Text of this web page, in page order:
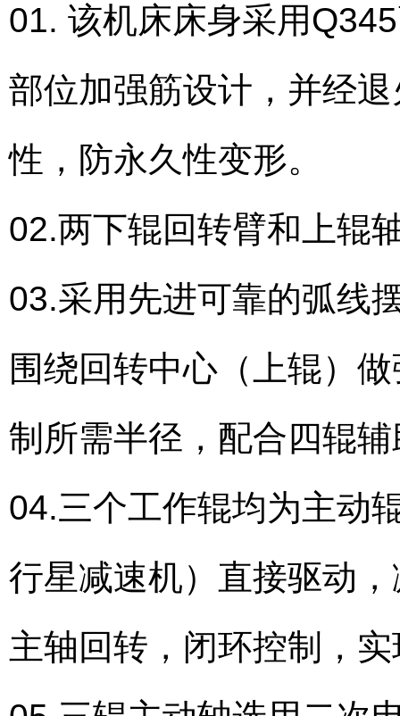
01. 该机床床身采用
部位加强筋设计，并经
性，防永久性变形。
02.两下辊回转臂和上辊
03.采用先进可靠的弧线
围绕回转中心（上辊）
制所需半径，配合四辊
04.三个工作辊均为主动
行星减速机）直接驱动
主轴回转，闭环控制，